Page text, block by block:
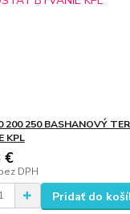
200 250 BASHANOVÝ
KPL
€
DPH
Pridať do